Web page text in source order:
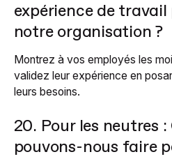
expérience de
notre organisation ?
Montrez à vos employés les
validez leur expérience en
leurs besoins.
20. Pour les neutres
pouvons-nous faire